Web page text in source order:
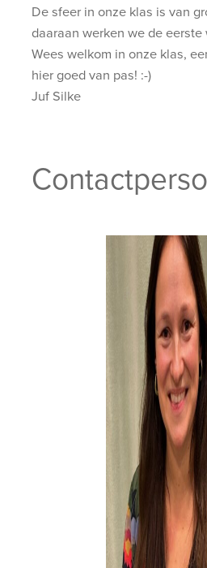
De sfeer in onze klas is van
daaraan werken we de eerste
Wees welkom in onze klas,
hier goed van pas! :-)
Juf Silke